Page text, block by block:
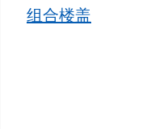
组合楼盖